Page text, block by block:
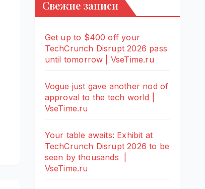
Свежие записи
Get up to $400 off your
TechCrunch Disrupt 2026 pass
until tomorrow | VseTime.ru
Vogue just gave another nod of
approval to the tech world |
VseTime.ru
Your table awaits: Exhibit at
TechCrunch Disrupt 2026 to be
seen by thousands |
VseTime.ru